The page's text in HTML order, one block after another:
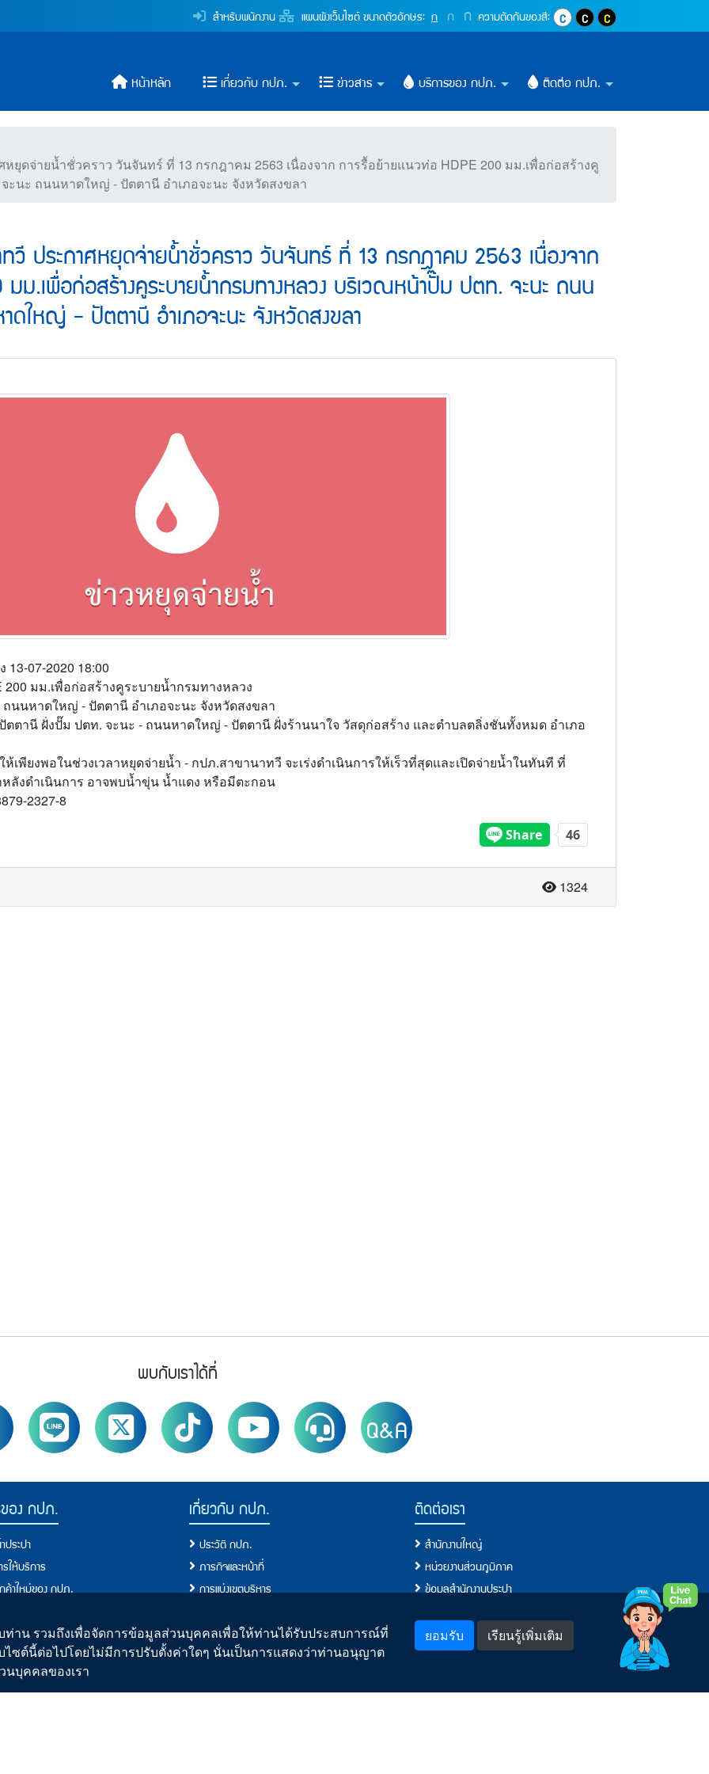
นาทวี ประกาศหยุดจ่ายน้ำชั่วคราว วันจันทร์ ที่
สำหรับพนักงาน แผนผังเว็บไซต์ขนาดตัวอักษร: กปุ่มปรับตัวอักษรให้เป็นขนาด 16 pixel
กปุ่มเพิ่มขนาดตัวอักษรอีก 1.2 เท่า
ก ปุ่มเพิ่มขนาดตัวอักษรอีก 1.4 เท่า
ความตัดกันของสี: ปุ่มปรับสีตัวอักษร และสีพื้นหลังให้
ปุ่มปรับสีตัวอักษรสีขาว และ
ปุ่มปรับสีตัวอักษรสีเหลื
าส่วนภูมิภาค
หน้าหลัก เกี่ยวกับ กปภ. ข่าวสาร บริการของ กปภ. ติดต่อ กปภ.
ดจ่ายน้ำชั่วคราว วันจันทร์ ที่ 13 กรกฎาคม 2563 เนื่องจาก การรื้อย้ายแนวท่อ HDPE 200 มม.เพื่อก่อสร้างคู
นะ ถนนหาดใหญ่ - ปัตตานี อำเภอจะนะ จังหวัดสงขลา
วี ประกาศหยุดจ่ายน้ำชั่วคราว วันจันทร์ ที่ 13 กรกฎาคม 2563 เนื่องจาก
ม.เพื่อก่อสร้างคูระบายน้ำกรมทางหลวง บริเวณหน้าปั๊ม ปตท. จะนะ ถนน
ดใหญ่ - ปัตตานี อำเภอจะนะ จังหวัดสงขลา
13-07-2020 18:00
200 มม.เพื่อก่อสร้างคูระบายน้ำกรมทางหลวง
นหาดใหญ่ - ปัตตานี อำเภอจะนะ จังหวัดสงขลา
ตานี ฝั่งปั๊ม ปตท. จะนะ - ถนนหาดใหญ่ - ปัตตานี ฝั่งร้านนาใจ วัสดุก่อสร้าง และตำบลตลิ่งชันทั้งหมด อำเภอ
ห้เพียงพอในช่วงเวลาหยุดจ่ายน้ำ - กปภ.สาขานาทวี จะเร่งดำเนินการให้เร็วที่สุดและเปิดจ่ายน้ำในทันที ที่
หลังดำเนินการ อาจพบน้ำขุ่น น้ำแดง หรือมีตะกอน
2327-8
จำนวนผู้อ่าน
1324
พบกับเราได้ที่
Q&A
อง กปภ.
ประปา
ให้บริการ
าใหม่ของ กปภ.
ารใช้น้ำ
ประปาใหม่
ปฏิบัติ/มาตรฐานการปฏิบัติงาน
ารประชาชน/ขั้นตอนการให้บริการ
เกี่ยวกับ กปภ.
ประวัติ กปภ.
ภารกิจและหน้าที่
การแบ่งเขตบริหาร
คณะกรรมการ
คณะผู้บริหาร
รายงานประจำปี
ติดต่อเรา
สำนักงานใหญ่
หน่วยงานส่วนภูมิภาค
ข้อมูลสำนักงานประปา
แจ้งเรื่องร้องเรียน/แสดงความคิดเห็น
พบเห็นการทุจริตหรือประพฤติมิชอบแจ้งที่นี่
ช่องทางอิเล็กทรอนิกส์สำหรับติดต่อ กปภ.
าน รวมถึงเพื่อจัดการข้อมูลส่วนบุคคลเพื่อให้ท่านได้รับประสบการณ์ที่
ไซต์นี้ต่อไปโดยไม่มีการปรับตั้งค่าใดๆ นั่นเป็นการแสดงว่าท่านอนุญาต
บุคคลของเรา
ยอมรับ เรียนรู้เพิ่มเติม